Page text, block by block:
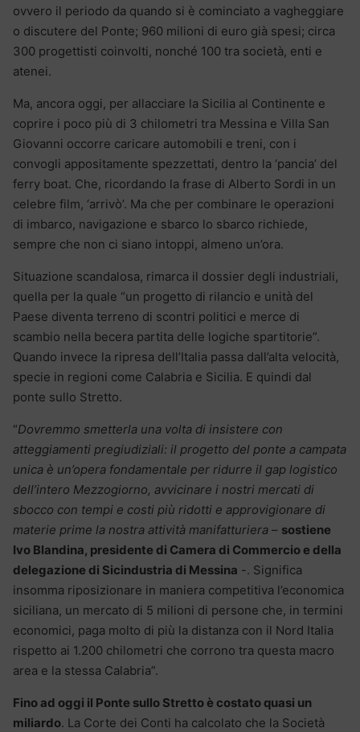
ovvero il periodo da quando si è cominciato a vagheggiare
o discutere del Ponte; 960 milioni di euro già spesi; circa
300 progettisti coinvolti, nonché 100 tra società, enti e
atenei.
Ma, ancora oggi, per allacciare la Sicilia al Continente e
coprire i poco più di 3 chilometri tra Messina e Villa San
Giovanni occorre caricare automobili e treni, con i
convogli appositamente spezzettati, dentro la ‘pancia’ del
ferry boat. Che, ricordando la frase di Alberto Sordi in un
celebre film, ‘arrivò’. Ma che per combinare le operazioni
di imbarco, navigazione e sbarco lo sbarco richiede,
sempre che non ci siano intoppi, almeno un’ora.
Situazione scandalosa, rimarca il dossier degli industriali,
quella per la quale “un progetto di rilancio e unità del
Paese diventa terreno di scontri politici e merce di
scambio nella becera partita delle logiche spartitorie”.
Quando invece la ripresa dell’Italia passa dall’alta velocità,
specie in regioni come Calabria e Sicilia. E quindi dal
ponte sullo Stretto.
“Dovremmo smetterla una volta di insistere con
atteggiamenti pregiudiziali: il progetto del ponte a campata
unica è un’opera fondamentale per ridurre il gap logistico
dell’intero Mezzogiorno, avvicinare i nostri mercati di
sbocco con tempi e costi più ridotti e approvigionare di
materie prime la nostra attività manifatturiera – sostiene
Ivo Blandina, presidente di Camera di Commercio e della
delegazione di Sicindustria di Messina -. Significa
insomma riposizionare in maniera competitiva l’economica
siciliana, un mercato di 5 milioni di persone che, in termini
economici, paga molto di più la distanza con il Nord Italia
rispetto ai 1.200 chilometri che corrono tra questa macro
area e la stessa Calabria”.
Fino ad oggi il Ponte sullo Stretto è costato quasi un
miliardo. La Corte dei Conti ha calcolato che la Società